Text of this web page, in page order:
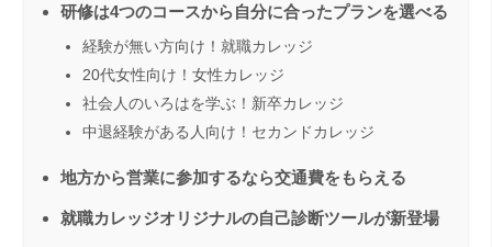
研修は4つのコースから自分に合ったプランを選べる
経験が無い方向け！就職カレッジ
20代女性向け！女性カレッジ
社会人のいろはを学ぶ！新卒カレッジ
中退経験がある人向け！セカンドカレッジ
地方から営業に参加するなら交通費をもらえる
就職カレッジオリジナルの自己診断ツールが新登場